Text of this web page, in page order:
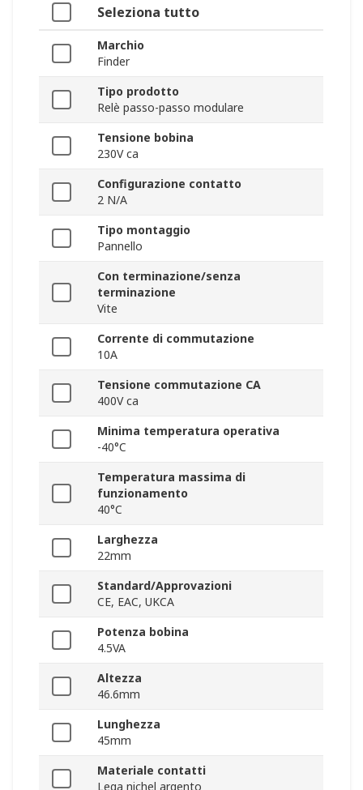
Seleziona tutto
Marchio
Finder
Tipo prodotto
Relè passo-passo modulare
Tensione bobina
230V ca
Configurazione contatto
2 N/A
Tipo montaggio
Pannello
Con terminazione/senza
terminazione
Vite
Corrente di commutazione
10A
Tensione commutazione CA
400V ca
Minima temperatura operativa
-40°C
Temperatura massima di
funzionamento
40°C
Larghezza
22mm
Standard/Approvazioni
CE, EAC, UKCA
Potenza bobina
4.5VA
Altezza
46.6mm
Lunghezza
45mm
Materiale contatti
Lega nichel argento